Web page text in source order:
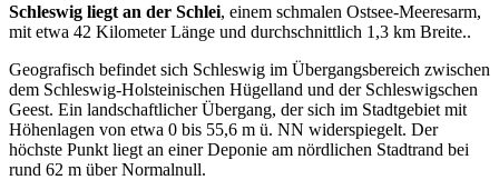
Schleswig liegt an der Schlei, einem schmalen Ostsee-Meeresarm,
mit etwa 42 Kilometer Länge und durchschnittlich 1,3 km Breite..
Geografisch befindet sich Schleswig im Übergangsbereich zwischen
dem Schleswig-Holsteinischen Hügelland und der Schleswigschen
Geest. Ein landschaftlicher Übergang, der sich im Stadtgebiet mit
Höhenlagen von etwa 0 bis 55,6 m ü. NN widerspiegelt. Der
höchste Punkt liegt an einer Deponie am nördlichen Stadtrand bei
rund 62 m über Normalnull.